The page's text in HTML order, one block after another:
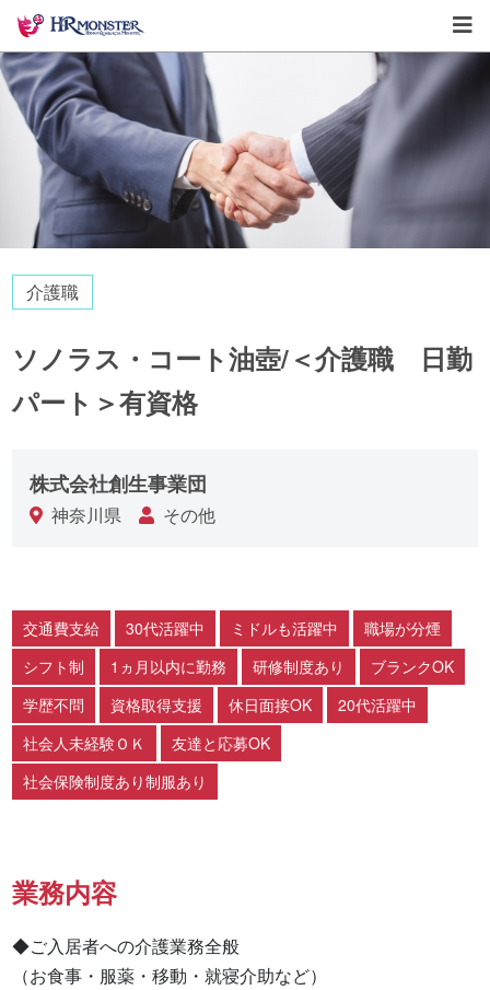
介護職
ソノラス・コート油壺/＜介護職 日勤
パート＞有資格
株式会社創生事業団
神奈川県 その他
交通費支給 30代活躍中 ミドルも活躍中
職場が分煙
シフト制
1ヵ月以内に勤務 研修制度あり
ブランクOK
学歴不問
資格取得支援 休日面接OK
20代活躍中
社会人未経験ＯＫ
友達と応募OK
社会保険制度あり制服あり
業務内容
◆ご入居者への介護業務全般
（お食事・服薬・移動・就寝介助など）